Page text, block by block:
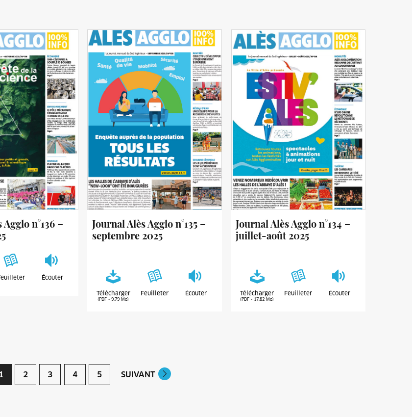
n°136 –
Écouter
Journal Alès Agglo n°135 –
septembre 2025
Télécharger
(PDF - 9.79 Mo)
Feuilleter Écouter
Journal Alès Agglo n°134 –
juillet-août 2025
Télécharger
(PDF - 17.82 Mo)
Feuilleter Écouter
1 2 3 4 5 SUIVANT